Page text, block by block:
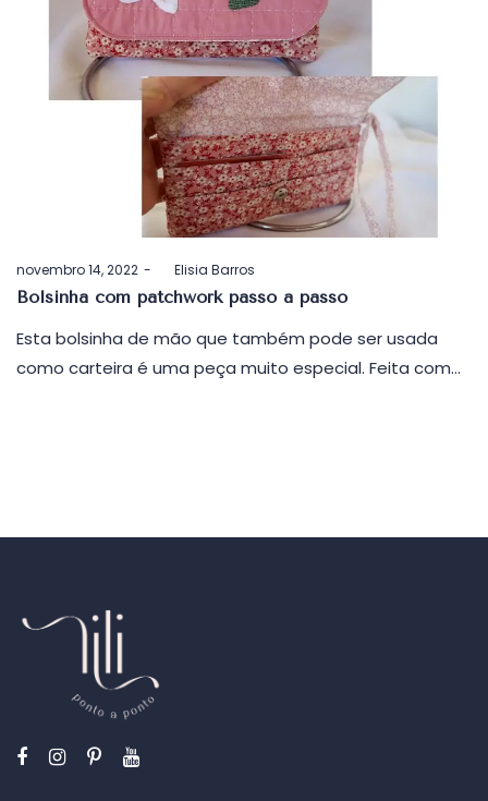
Postado
em
novembro 14, 2022 byElisia Barros
Bolsinha com patchwork passo a passo
Esta bolsinha de mão que também pode ser usada
como carteira é uma peça muito especial. Feita com…